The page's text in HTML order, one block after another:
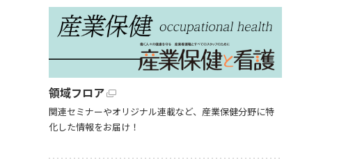
領域フロア
関連セミナーやオリジナル連載など、産業保健分野に特
化した情報をお届け！